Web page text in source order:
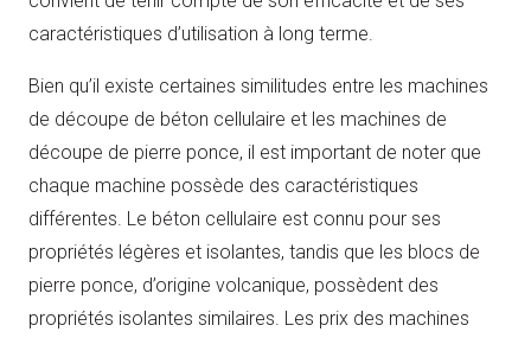
caractéristiques d’utilisation à long terme.
Bien qu’il existe certaines similitudes entre les machines
de découpe de béton cellulaire et les machines de
découpe de pierre ponce, il est important de noter que
chaque machine possède des caractéristiques
différentes. Le béton cellulaire est connu pour ses
propriétés légères et isolantes, tandis que les blocs de
pierre ponce, d’origine volcanique, possèdent des
propriétés isolantes similaires. Les prix des machines